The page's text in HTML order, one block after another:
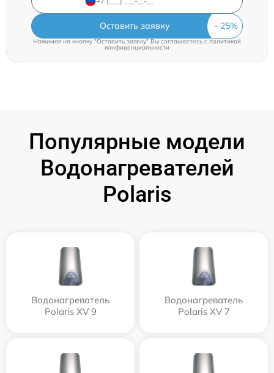
Оставить заявку
Нажимая на кнопку "Оставить заявку" Вы соглашаетесь cполитикой
конфиденциальности
Популярные модели
Водонагревателей
Polaris
Водонагреватель
Polaris XV 9
Водонагреватель
Polaris XV 7